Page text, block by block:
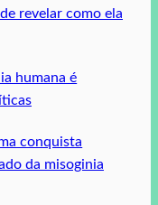
revelar como ela
humana é
conquista
da misoginia